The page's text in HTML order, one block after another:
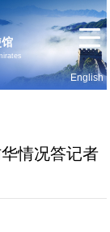
English
情况答记者